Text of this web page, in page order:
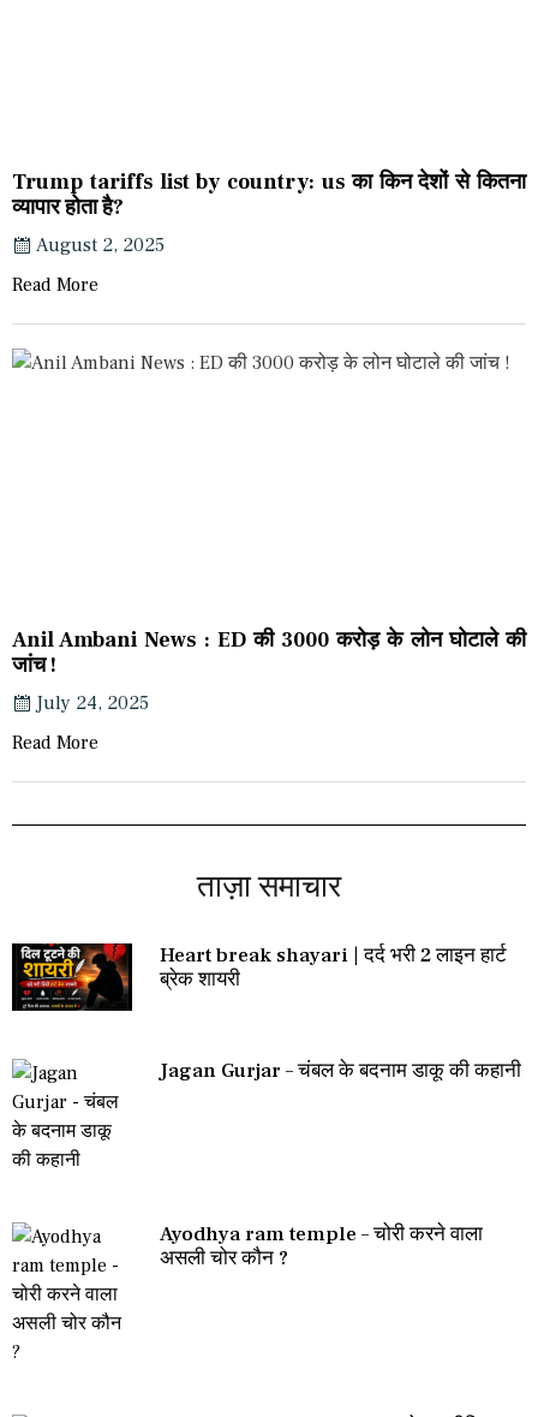
Trump tariffs list by country: us का किन देशों से कितना
व्यापार होता है?
August 2, 2025
Read More
Anil Ambani News : ED की 3000 करोड़ के लोन घोटाले की
जांच !
July 24, 2025
Read More
ताज़ा समाचार
Heart break shayari | दर्द भरी 2 लाइन हार्ट
ब्रेक शायरी
Jagan Gurjar – चंबल के बदनाम डाकू की कहानी
Ayodhya ram temple – चोरी करने वाला
असली चोर कौन ?